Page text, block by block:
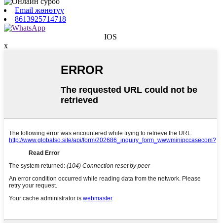
Email жөнөтүү
8613925714718
IOS
x